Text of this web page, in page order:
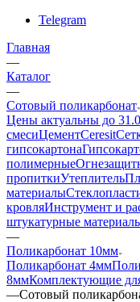
Telegram
Главная
—
Каталог
—
Сотовый поликарбонат
Цены актуальны до
смесиЦементCeresit
гипсокартона
полимерные
пропиткиУтеплитель
материалы
кровляИнструмент и
штукатурные
—
Поликарбонат 10мм
Поликарбонат 4мм
8ммКомплектующие
—Сотовый